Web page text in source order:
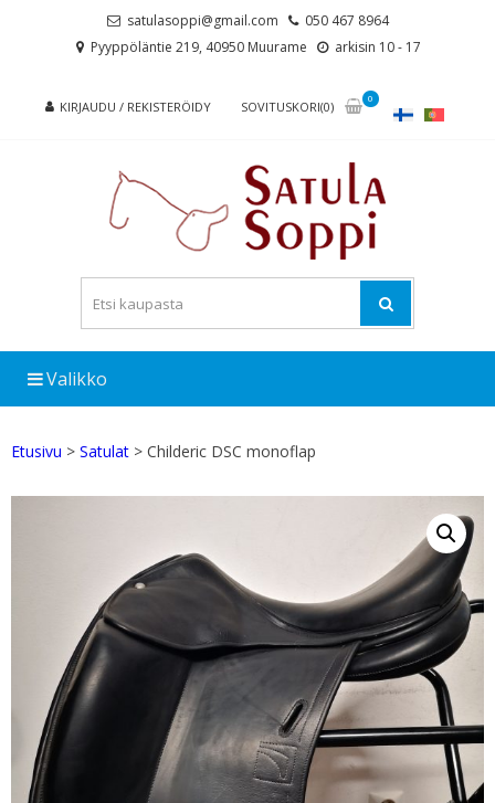
satulasoppi@gmail.com
050 467 8964
Pyyppöläntie 219, 40950 Muurame
arkisin 10 - 17
KIRJAUDU / REKISTERÖIDY SOVITUSKORI(0)
0
Valikko
Etusivu > Satulat > Childeric DSC monoflap